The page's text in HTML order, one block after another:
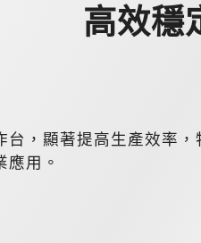
高效穩
，顯著提高生產效率，
用。